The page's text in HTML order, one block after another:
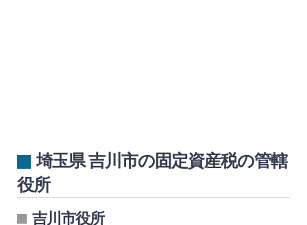
埼玉県 吉川市の固定資産税の管轄
役所
吉川市役所